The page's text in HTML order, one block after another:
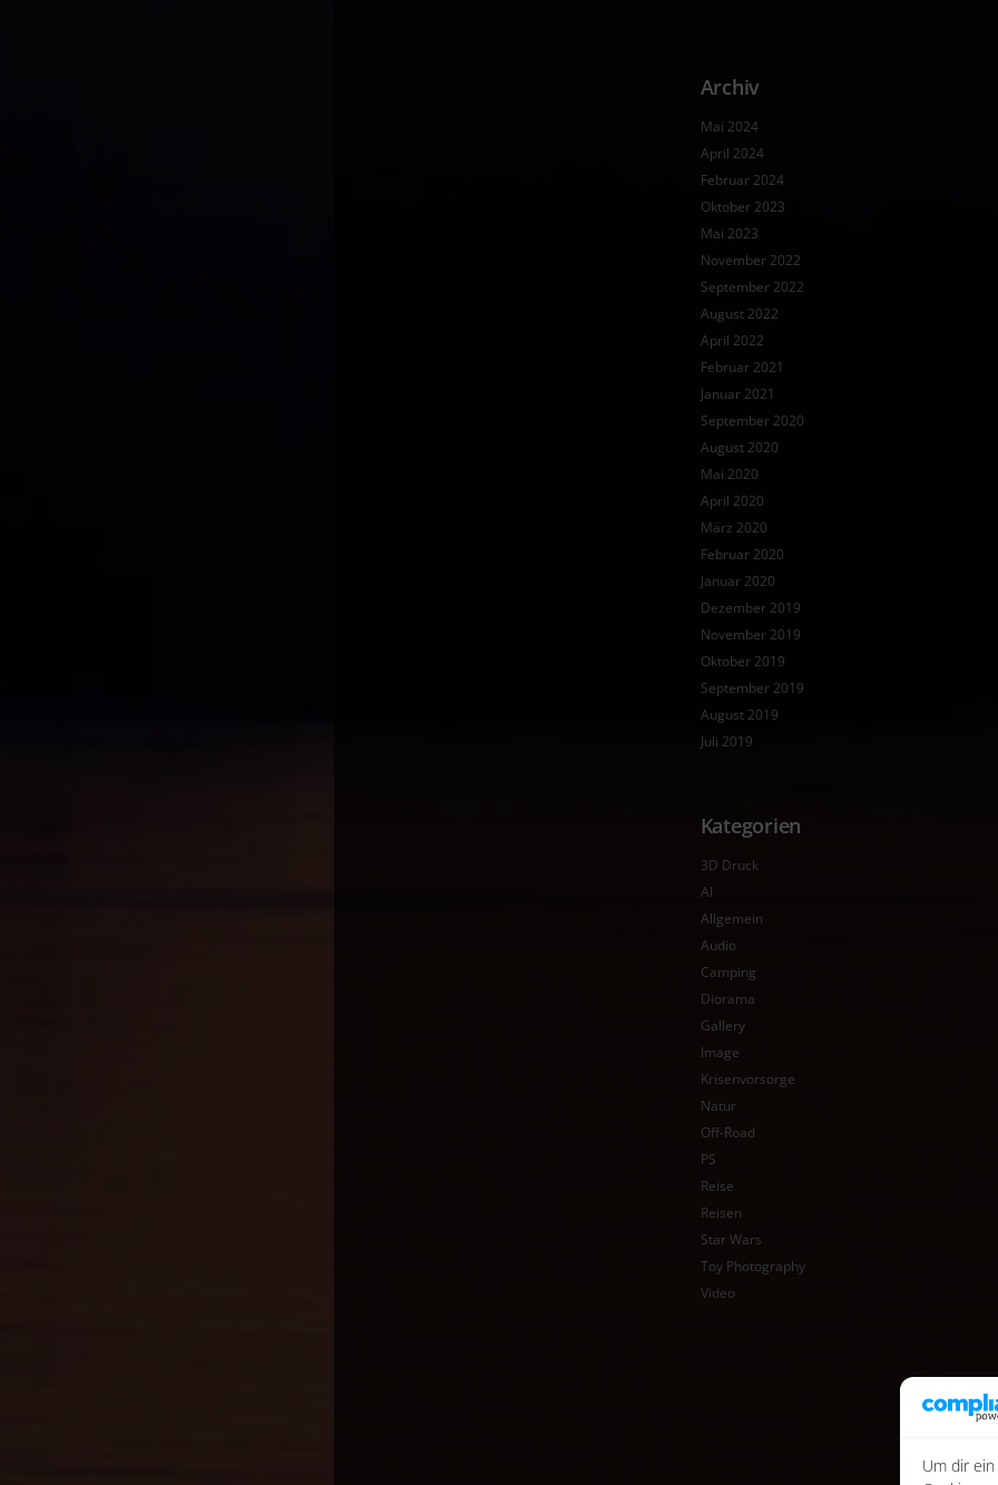
Um dir
Archiv
Mai 2024
April 2024
Februar 2024
Oktober 2023
Mai 2023
November 2022
September 2022
August 2022
April 2022
Februar 2021
Januar 2021
September 2020
August 2020
Mai 2020
April 2020
März 2020
Februar 2020
Januar 2020
Dezember 2019
November 2019
Oktober 2019
September 2019
August 2019
Juli 2019
Kategorien
3D Druck
AI
Allgemein
Audio
Camping
Diorama
Gallery
Image
Krisenvorsorge
Natur
Off-Road
PS
Reise
Reisen
Star Wars
Toy Photography
Video